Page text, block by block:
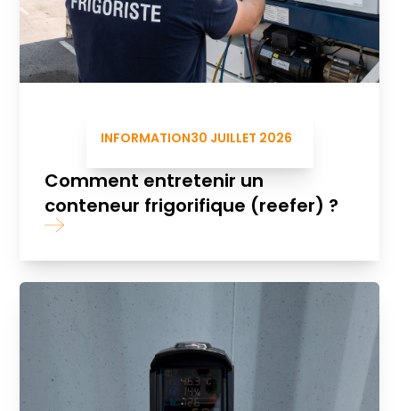
INFORMATION30 JUILLET 2026
Comment entretenir un
conteneur frigorifique (reefer) ?